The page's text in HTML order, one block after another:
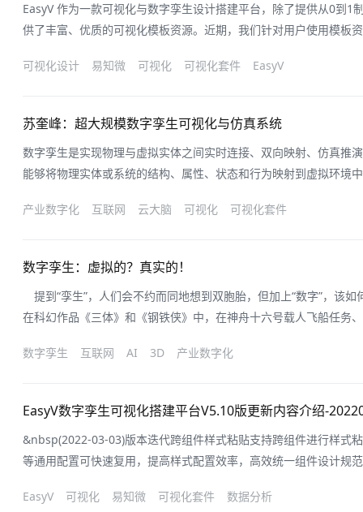
EasyV 作为一款可视化与数字孪生设计搭建平台，除了提供从0到1
供了丰富、优质的可视化模板资源。近期，我们针对用户使用模板
示介绍。资源主题目前已覆盖颜色规范、文字、地图、图表、装饰
可视化设计 易知微 可视化 可视化套件 EasyV
苏奎峰：超大规模数字孪生可视化与仿真系统
数字孪生是实现物理与虚拟实体之间实时连接、双向映射、仿真推
能够将物理实体或系统的结构、属性、状态和行为映射到虚拟环境
是数字孪生技术体系的核心环节，在科学研究、生产制造中起着至
产业数字化 互联网 云大脑 可视化 可视化套件
数字孪生：虚拟的？真实的！
提到“孪生”，人们会不约而同地想到双胞胎，但加上“数字”，该
在科幻作品《三体》和《钢铁侠》中，在神舟十六号载人飞船任务
和体力劳动强度，显著提高生产安全性和效率。01.从科幻作品
数字孪生 互联网 AI 3D 产业数字化
EasyV数字孪生可视化搭建平台V5.10版更新内容介绍-
&nbsp(2022-03-03)版本迭代跨组件样式粘贴支持跨组件进行样式
等通用配置可快速复用，提高样式配置效率，高效统一组件设计规
【command+option+v】/【ctrl+alt+v】粘贴样式双击编辑文本类
EasyV 可视化 易知微 可视化套件 数据分析